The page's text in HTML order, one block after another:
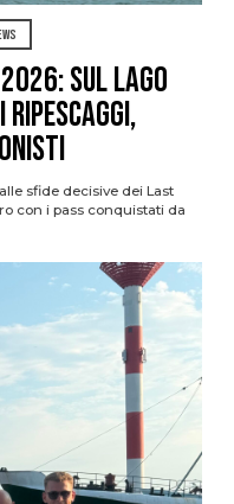
sul Lago
sfide decisive dei Last
con i pass conquistati da